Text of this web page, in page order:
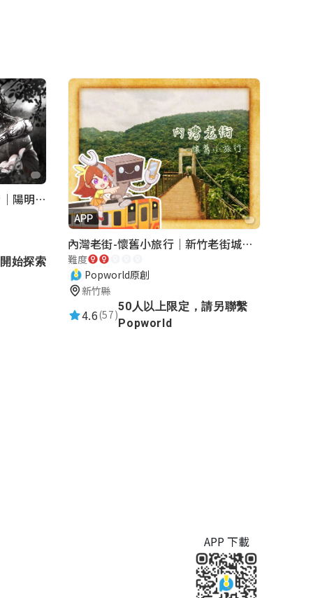
《巡行者》軍事碉堡神秘探索｜陽明書屋實境遊戲
開始探索
APP
內灣老街-懷舊小旅行｜新竹老街城市解謎
難度
Popworld原創
新竹縣
4.6(57)
50人以上限定，請另聯繫
Popworld
APP 下載